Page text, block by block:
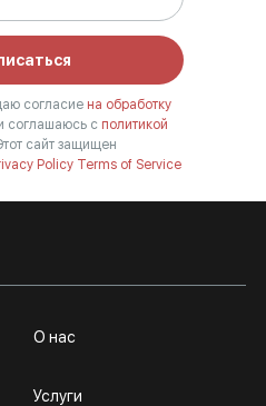
согласие на обработку
соглашаюсь с политикой
сайт защищен
Policy Terms of Service
О нас
Услуги